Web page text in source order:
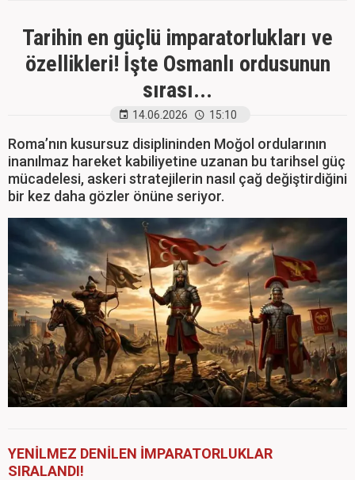
Tarihin en güçlü imparatorlukları ve
özellikleri! İşte Osmanlı ordusunun
sırası...
14.06.2026 15:10
Roma’nın kusursuz disiplininden Moğol ordularının
inanılmaz hareket kabiliyetine uzanan bu tarihsel güç
mücadelesi, askeri stratejilerin nasıl çağ değiştirdiğini
bir kez daha gözler önüne seriyor.
YENİLMEZ DENİLEN İMPARATORLUKLAR
SIRALANDI!